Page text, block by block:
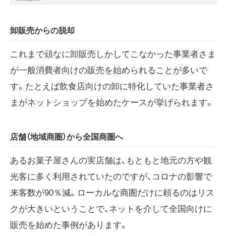
卸販売からの脱却
これまで頑なに卸販売しかしてこなかった事業者さま
が一般消費者向けの販売を始められることが多いで
す。たとえば飲食店向けの卸に特化していた事業者さ
まがネットショップを始めたケースが挙げられます。
店舗（地域商圏）から全国商圏へ
あるお菓子屋さんの実店舗は、もともと地元の方や観
光客に多く利用されていたのですが、コロナの影響で
来客数が90％減。ローカルな商圏だけに頼るのはリス
クが大きいということで、ネットを介して全国向けに
販売を始めた事例があります。